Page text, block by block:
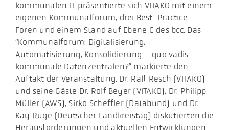
kommunalen IT präsentierte sich VITAKO mit einem
eigenen Kommunalforum, drei Best-Practice-
Foren und einem Stand auf Ebene C des bcc. Das
“Kommunalforum: Digitalisierung,
Automatisierung, Konsolidierung – quo vadis
kommunale Datenzentralen?” markierte den
Auftakt der Veranstaltung. Dr. Ralf Resch (VITAKO)
und seine Gäste Dr. Rolf Beyer (VITAKO), Dr. Philipp
Müller (AWS), Sirko Scheffler (Databund) und Dr.
Kay Ruge (Deutscher Landkreistag) diskutierten die
Herausforderungen und aktuellen Entwicklungen